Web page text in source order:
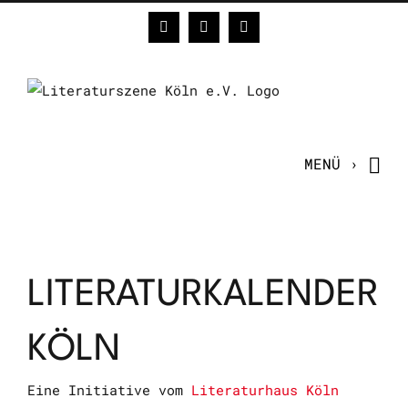
FacebookInstagram
E-
Mail
LITERATURKALENDER
KÖLN
Eine Initiative vom Literaturhaus Köln